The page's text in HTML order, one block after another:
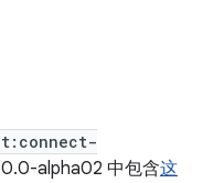
alpha02 中包含这